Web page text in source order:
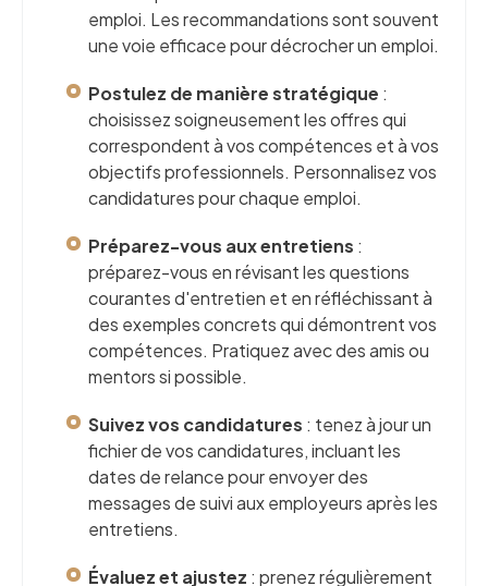
emploi. Les recommandations sont souvent
une voie efficace pour décrocher un emploi.
Postulez de manière stratégique :
choisissez soigneusement les offres qui
correspondent à vos compétences et à vos
objectifs professionnels. Personnalisez vos
candidatures pour chaque emploi.
Préparez-vous aux entretiens :
préparez-vous en révisant les questions
courantes d'entretien et en réfléchissant à
des exemples concrets qui démontrent vos
compétences. Pratiquez avec des amis ou
mentors si possible.
Suivez vos candidatures : tenez à jour un
fichier de vos candidatures, incluant les
dates de relance pour envoyer des
messages de suivi aux employeurs après les
entretiens.
Évaluez et ajustez : prenez régulièrement